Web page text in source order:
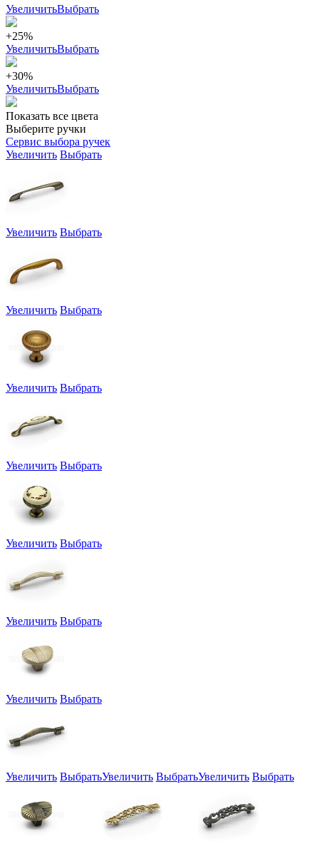
УвеличитьВыбрать
+25%
УвеличитьВыбрать
+30%
УвеличитьВыбрать
Показать все цвета
Выберите ручки
Сервис выбора ручек
Увеличить Выбрать
Увеличить Выбрать
Увеличить Выбрать
Увеличить Выбрать
Увеличить Выбрать
Увеличить Выбрать
Увеличить Выбрать
Увеличить Выбрать
Увеличить ВыбратьУвеличить ВыбратьУвеличить Выбрать